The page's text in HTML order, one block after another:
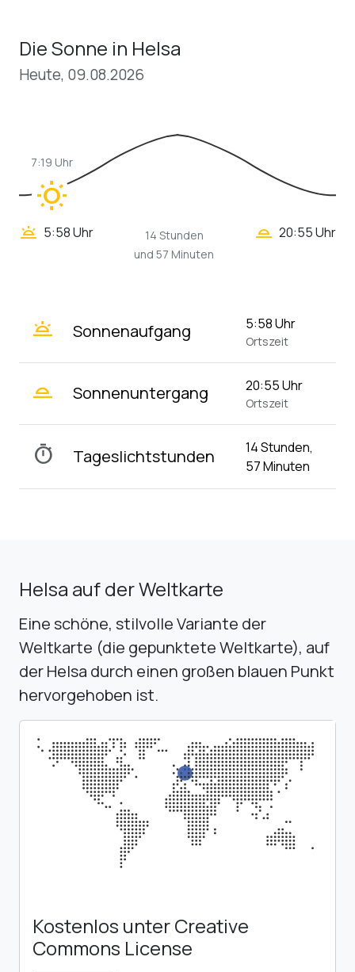
Die Sonne in Helsa
Heute, 09.08.2026
wb_sunny
7:19 Uhr
wb_twilight 5:58 Uhr
14 Stunden
und 57 Minuten
wb_twilight_2 20:55 Uhr
wb_twilight Sonnenaufgang 5:58 Uhr
Ortszeit
wb_twilight_2 Sonnenuntergang 20:55 Uhr
Ortszeit
timer Tageslichtstunden
14 Stunden,
57 Minuten
Helsa auf der Weltkarte
Eine schöne, stilvolle Variante der
Weltkarte (die gepunktete Weltkarte), auf
der Helsa durch einen großen blauen Punkt
hervorgehoben ist.
Kostenlos unter Creative
Commons License